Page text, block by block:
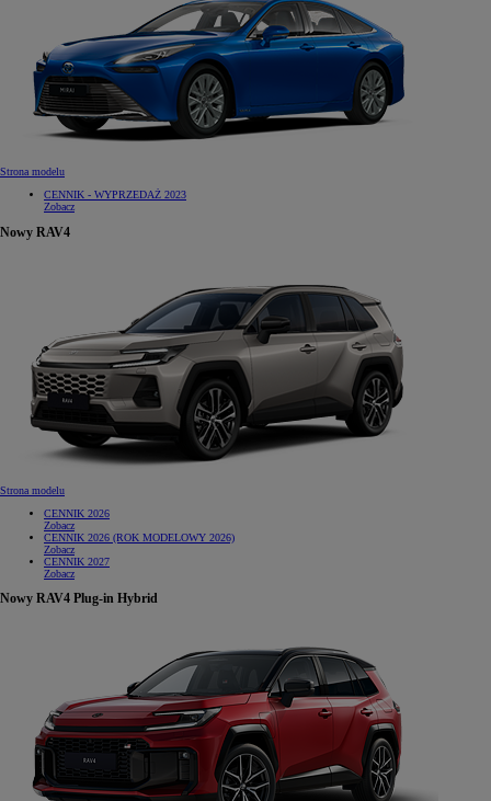
Strona modelu
CENNIK - WYPRZEDAŻ 2023
Zobacz
Nowy RAV4
Strona modelu
CENNIK 2026
Zobacz
CENNIK 2026 (ROK MODELOWY 2026)
Zobacz
CENNIK 2027
Zobacz
Nowy RAV4 Plug-in Hybrid